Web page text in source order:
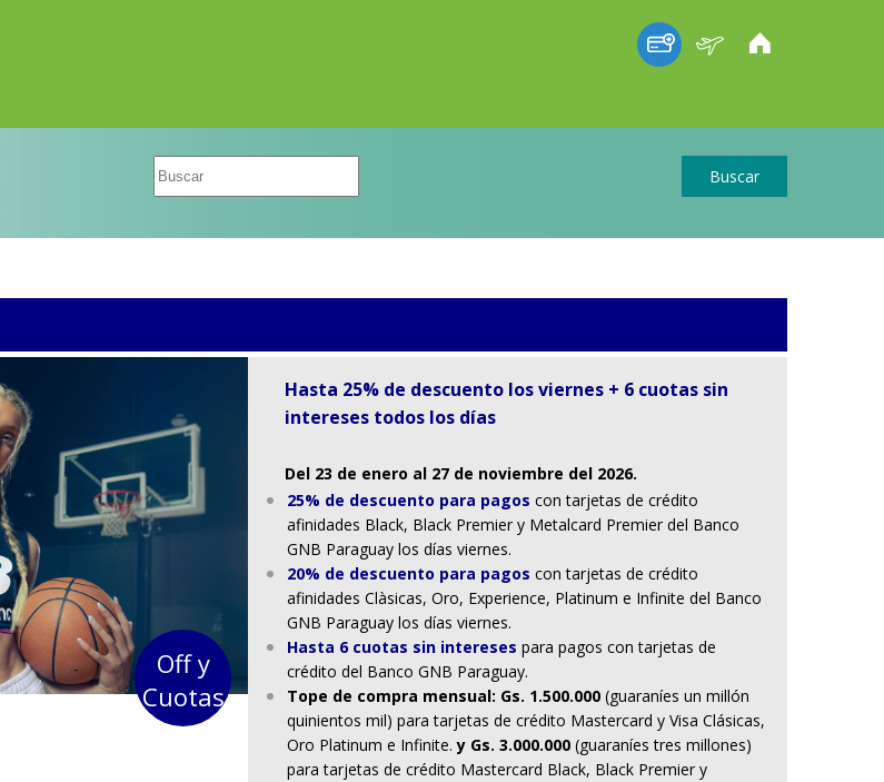
Buscar
Off y
Cuotas
Hasta 25% de descuento los viernes + 6 cuotas sin
intereses todos los días
Del 23 de enero al 27 de noviembre del 2026.
25% de descuento para pagos con tarjetas de crédito
afinidades Black, Black Premier y Metalcard Premier del Banco
GNB Paraguay los días viernes.
20% de descuento para pagos con tarjetas de crédito
afinidades Clàsicas, Oro, Experience, Platinum e Infinite del Banco
GNB Paraguay los días viernes.
Hasta 6 cuotas sin intereses para pagos con tarjetas de
crédito del Banco GNB Paraguay.
Tope de compra mensual: Gs. 1.500.000(guaraníes un millón
quinientos mil) para tarjetas de crédito Mastercard y Visa Clásicas,
Oro Platinum e Infinite.y Gs. 3.000.000 (guaraníes tres millones)
para tarjetas de crédito Mastercard Black, Black Premier y